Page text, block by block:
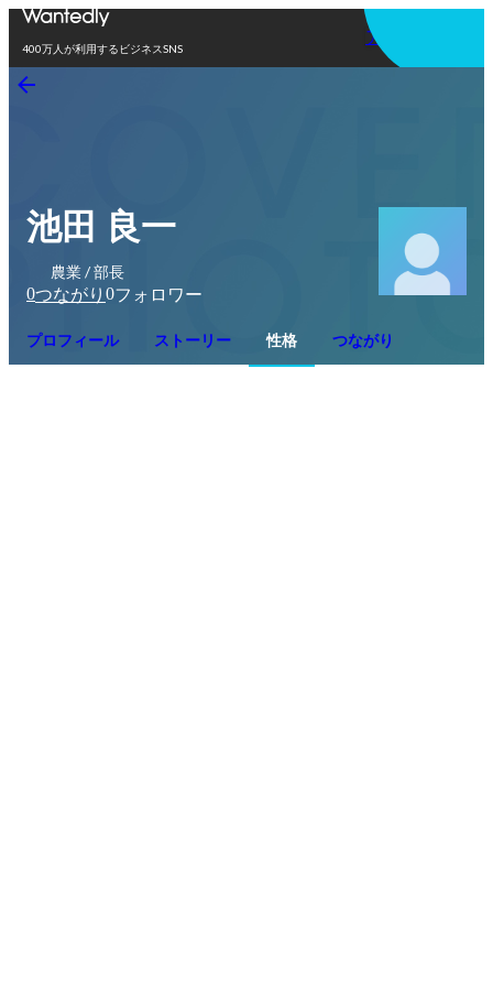
400万人が利用するビジネスSNS
アプリを使う
池田 良一
農業 / 部長
0つながり 0フォロワー
プロフィール ストーリー 性格 つながり